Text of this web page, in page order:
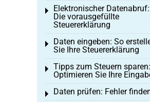
Elektronischer Datenabruf:
Die vorausgefüllte
Steuererklärung
Toggle menu
Daten eingeben: So
Sie Ihre Steuererklärung
Toggle menu
Tipps zum Steuern sparen:
Optimieren Sie Ihre
Toggle menu
Daten prüfen: Fehler
Toggle menu